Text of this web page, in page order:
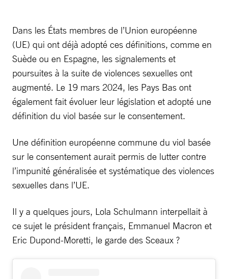
Dans les États membres de l’Union européenne
(UE) qui ont déjà adopté ces définitions, comme en
Suède ou en Espagne, les signalements et
poursuites à la suite de violences sexuelles ont
augmenté. Le 19 mars 2024, les Pays Bas ont
également fait évoluer leur législation et adopté une
définition du viol basée sur le consentement.
Une définition européenne commune du viol basée
sur le consentement aurait permis de lutter contre
l’impunité généralisée et systématique des violences
sexuelles dans l’UE.
Il y a quelques jours, Lola Schulmann interpellait à
ce sujet le président français, Emmanuel Macron et
Eric Dupond-Moretti, le garde des Sceaux ?